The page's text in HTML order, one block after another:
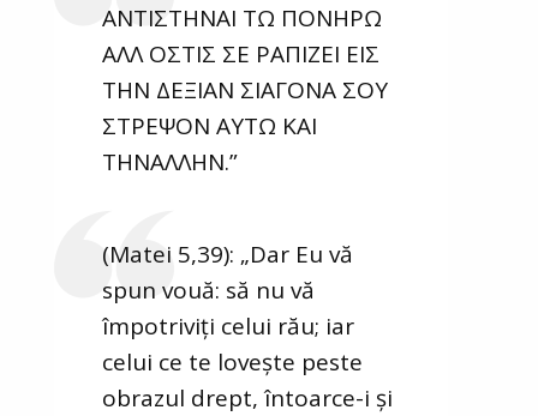
ΑΝΤΙΣΤΗΝΑΙ ΤΩ ΠΟΝΗΡΩ
ΑΛΛ ΟΣΤΙΣ ΣΕ ΡΑΠΙΖΕΙ ΕΙΣ
ΤΗΝ ΔΕΞΙΑΝ ΣΙΑΓΟΝΑ ΣΟΥ
ΣΤΡΕΨΟΝ ΑΥΤΩ ΚΑΙ
ΤΗΝΑΛΛΗΝ.”
(Matei 5,39): „Dar Eu vă
spun vouă: să nu vă
împotriviți celui rău; iar
celui ce te lovește peste
obrazul drept, întoarce-i și